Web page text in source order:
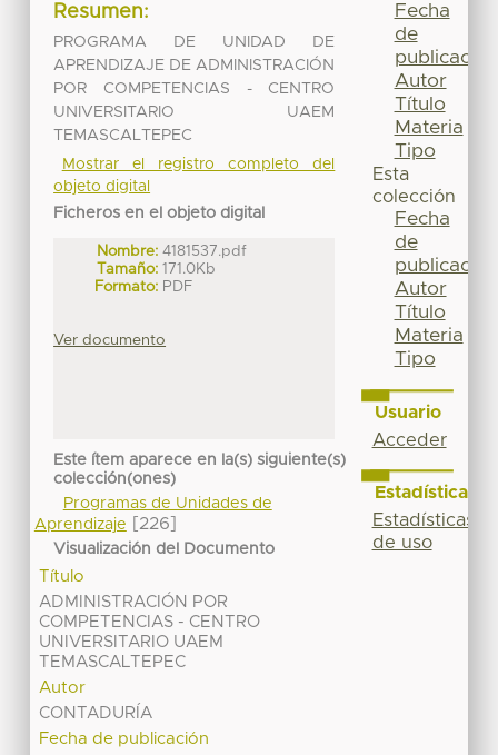
Resumen:
PROGRAMA DE UNIDAD DE
APRENDIZAJE DE ADMINISTRACIÓN
POR COMPETENCIAS - CENTRO
UNIVERSITARIO UAEM
TEMASCALTEPEC
Mostrar el registro completo del
objeto digital
Ficheros en el objeto digital
Nombre: 4181537.pdf
Tamaño: 171.0Kb
Formato: PDF
Ver documento
Este ítem aparece en la(s) siguiente(s)
colección(ones)
Programas de Unidades de
Aprendizaje
[226]
Visualización del Documento
Título
ADMINISTRACIÓN POR
COMPETENCIAS - CENTRO
UNIVERSITARIO UAEM
TEMASCALTEPEC
Autor
CONTADURÍA
Fecha de publicación
Fecha
de
publicación
Autor
Título
Materia
Tipo
Esta
colección
Fecha
de
publicación
Autor
Título
Materia
Tipo
Usuario
Acceder
Estadísticas
Estadísticas
de uso